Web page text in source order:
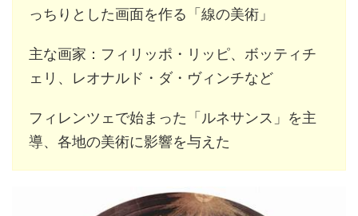
っちりとした画面を作る「線の美術」
主な画家：フィリッポ・リッピ、ボッティチ
ェリ、レオナルド・ダ・ヴィンチなど
フィレンツェで始まった「ルネサンス」を主
導、各地の美術に影響を与えた